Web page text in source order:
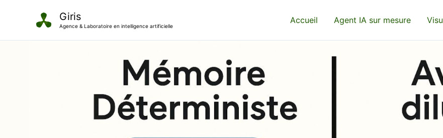
Giris
Agence & Laboratoire en intelligence artificielle
Accueil Agent IA sur mesure